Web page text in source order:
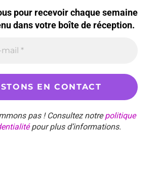
pour recevoir chaque semaine
dans votre boîte de réception.
pas ! Consultez notrepolitique
pour plus d’informations.